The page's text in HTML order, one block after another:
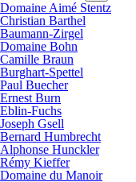
Domaine Aimé Stentz
Christian Barthel
Baumann-Zirgel
Domaine Bohn
Camille Braun
Burghart-Spettel
Paul Buecher
Ernest Burn
Eblin-Fuchs
Joseph Gsell
Bernard Humbrecht
Alphonse Hunckler
Rémy Kieffer
Domaine du Manoir